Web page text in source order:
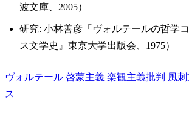
波文庫、2005）
研究: 小林善彦「ヴォルテールの哲学
ス文学史』東京大学出版会、1975）
ヴォルテール 啓蒙主義 楽観主義批判 風
ス